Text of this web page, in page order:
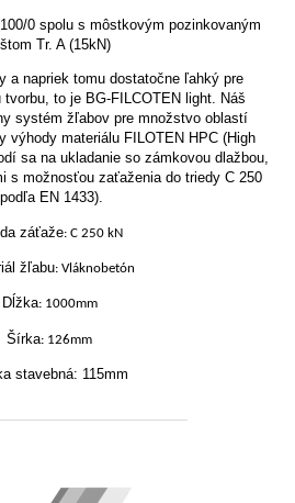
0 spolu s môstkovým pozinkovaným
Tr. A (15kN)
a napriek tomu dostatočne ľahký pre
to je BG-FILCOTEN light. Náš
systém žľabov pre množstvo oblastí
výhody materiálu FILOTEN HPC (High
sa na ukladanie so zámkovou dlažbou,
s možnosťou zaťaženia do triedy C 250
EN 1433).
záťaže: C 250 kN
žľabu: Vláknobetón
Dĺžka: 1000mm
Šírka: 126mm
stavebná: 115mm